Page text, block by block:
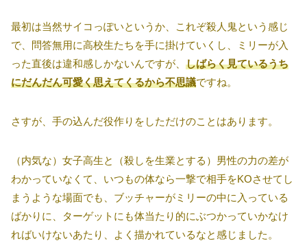
最初は当然サイコっぽいというか、これぞ殺人鬼という感じ
で、問答無用に高校生たちを手に掛けていくし、ミリーが入
った直後は違和感しかないんですが、 しばらく見ているうち
にだんだん可愛く思えてくるから不思議ですね。
さすが、手の込んだ役作りをしただけのことはあります。
（内気な）女子高生と（殺しを生業とする）男性の力の差が
わかっていなくて、いつもの体なら一撃で相手をKOさせてし
まうような場面でも、ブッチャーがミリーの中に入っている
ばかりに、ターゲットにも体当たり的にぶつかっていかなけ
ればいけないあたり、よく描かれているなと感じました。